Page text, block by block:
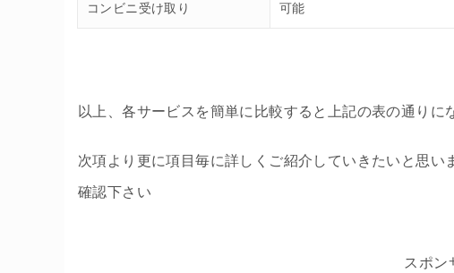
コンビニ受け取り 可能
以上、各サービスを簡単に比較すると上記の表の通りに
次項より更に項目毎に詳しくご紹介していきたいと思
確認下さい
スポン